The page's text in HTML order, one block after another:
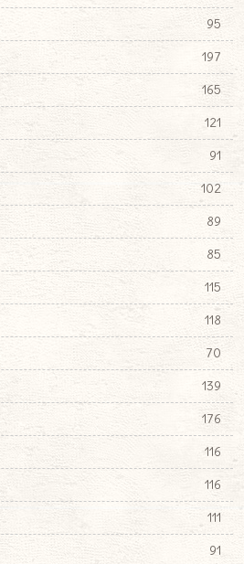
95
197
165
121
91
102
89
85
115
118
70
139
176
116
116
111
91